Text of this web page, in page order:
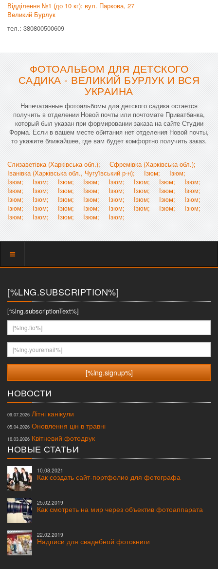
Відділення №1 (до 10 кг): вул. Паркова, 27
Великий Бурлук
тел.: 380800500609
ФОТОАЛЬБОМ ДЛЯ ДЕТСКОГО
САДИКА - ВЕЛИКИЙ БУРЛУК И ВСЯ
УКРАИНА
Напечатанные фотоальбомы для детского садика остается
получить в отделении Новой почты или почтомате Приватбанка,
который был указан при формировании заказа на сайте Студии
Форма. Если в вашем месте обитания нет отделения Новой почты,
то укажите ближайшее, где вам будет комфортно получить заказ.
Єлизаветівка (Харківська обл.);
Єфремівка (Харківська обл.);
Іванівка (Харківська обл., Чугуївський р-н);
Ізюм;
Ізюм;
Ізюм;
Ізюм; Ізюм; Ізюм; Ізюм; Ізюм; Ізюм;
Ізюм;
Ізюм;
Ізюм; Ізюм; Ізюм; Ізюм; Ізюм; Ізюм;
Ізюм;
Ізюм;
Ізюм; Ізюм; Ізюм; Ізюм; Ізюм; Ізюм;
Ізюм;
Ізюм;
Ізюм; Ізюм; Ізюм; Ізюм; Ізюм; Ізюм;
Ізюм;
Ізюм;
Ізюм; Ізюм; Ізюм; Ізюм;
Показать
[%LNG.SUBSCRIPTION%]
[%lng.subscriptionText%]
[%lng.fio%]
[%lng.youremail%]
НОВОСТИ
09.07.2026 Літні канікули
05.04.2026 Оновлення цін в травні
16.03.2026 Квітневий фотодрук
НОВЫЕ СТАТЬИ
10.08.2021
Как создать сайт-портфолио для фотографа
25.02.2019
Как смотреть на мир через объектив фотоаппарата
22.02.2019
Надписи для свадебной фотокниги